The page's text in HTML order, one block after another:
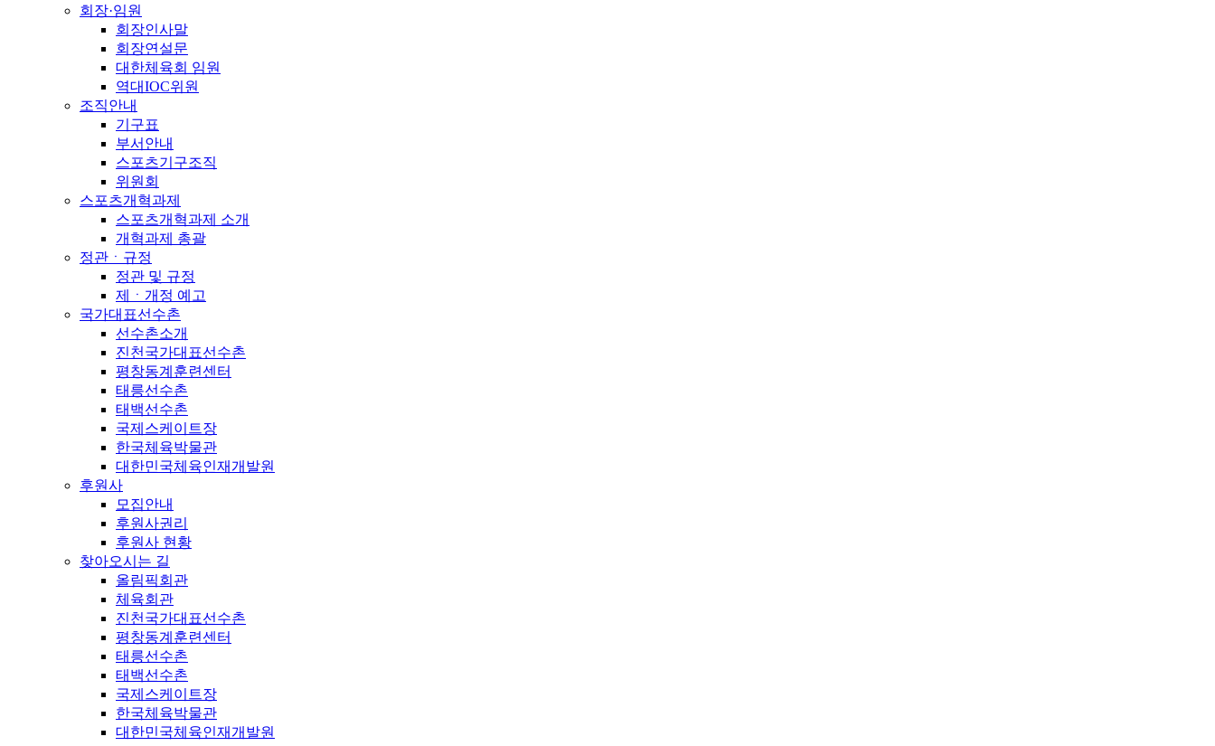
회장·임원
회장인사말
회장연설문
대한체육회 임원
역대IOC위원
조직안내
기구표
부서안내
스포츠기구조직
위원회
스포츠개혁과제
스포츠개혁과제 소개
개혁과제 총괄
정관ㆍ규정
정관 및 규정
제ㆍ개정 예고
국가대표선수촌
선수촌소개
진천국가대표선수촌
평창동계훈련센터
태릉선수촌
태백선수촌
국제스케이트장
한국체육박물관
대한민국체육인재개발원
후원사
모집안내
후원사권리
후원사 현황
찾아오시는 길
올림픽회관
체육회관
진천국가대표선수촌
평창동계훈련센터
태릉선수촌
태백선수촌
국제스케이트장
한국체육박물관
대한민국체육인재개발원